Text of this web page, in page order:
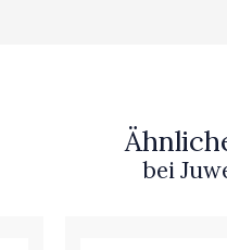
bei